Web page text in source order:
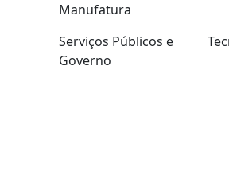
Manufatura
Serviços Públicos e
Governo